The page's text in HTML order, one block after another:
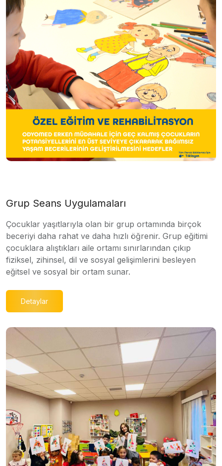
Grup Seans Uygulamaları
Çocuklar yaşıtlarıyla olan bir grup ortamında birçok
beceriyi daha rahat ve daha hızlı öğrenir. Grup eğitimi
çocuklara alıştıkları aile ortamı sınırlarından çıkıp
fiziksel, zihinsel, dil ve sosyal gelişimlerini besleyen
eğitsel ve sosyal bir ortam sunar.
Detaylar